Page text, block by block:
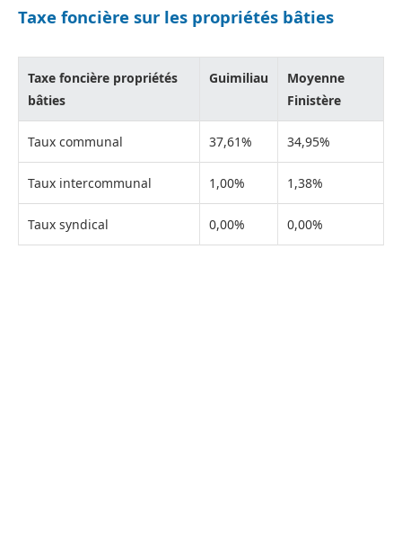
Taxe foncière sur les propriétés bâties
Taxe foncière propriétés
bâties
Guimiliau
Moyenne
Finistère
Taux communal 37,61% 34,95%
Taux intercommunal 1,00% 1,38%
Taux syndical 0,00% 0,00%